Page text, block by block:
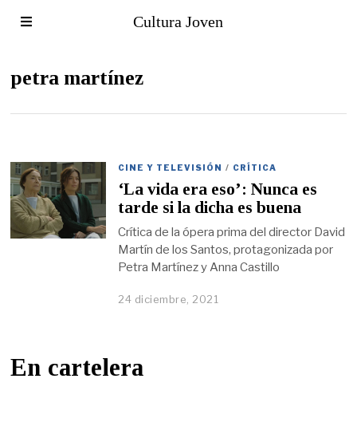
Cultura Joven
petra martínez
CINE Y TELEVISIÓN / CRÍTICA
‘La vida era eso’: Nunca es
tarde si la dicha es buena
Crítica de la ópera prima del director David
Martín de los Santos, protagonizada por
Petra Martínez y Anna Castillo
24 diciembre, 2021
En cartelera